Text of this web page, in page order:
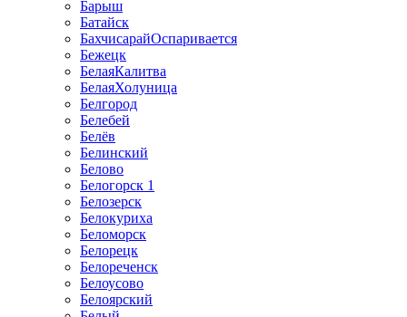
Барыш
Батайск
БахчисарайОспаривается
Бежецк
БелаяКалитва
БелаяХолуница
Белгород
Белебей
Белёв
Белинский
Белово
Белогорск 1
Белозерск
Белокуриха
Беломорск
Белорецк
Белореченск
Белоусово
Белоярский